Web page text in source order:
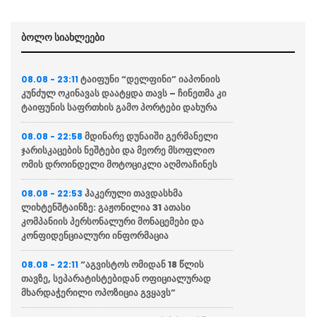
ბოლო სიახლეები
08.08 - 23:11 ტაიფუნი “დელფინი” იაპონიის
კუნძულ ოკინავას დაატყდა თავს – ჩინეთმა კი
ტაიფუნის საფრთხის გამო პორტები დახურა
08.08 - 22:58 მდინარე დუნაიში გერმანელი
ჯარისკაცების ნეშტები და მეორე მსოფლიო
ომის დროინდელი მოტოციკლი აღმოაჩინეს
08.08 - 22:53 ჰაკერული თავდასხმა
ლიხტენშტაინზე: გაჟონილია 31 ათასი
კომპანიის პერსონალური მონაცემები და
კონფიდენციალური ინფორმაცია
08.08 - 22:11 “აგვისტოს ომიდან 18 წლის
თავზე, სეპარატისტებიდან ოფიციალურად
მხარდაჭერილი ოპოზიცია გვყავს”